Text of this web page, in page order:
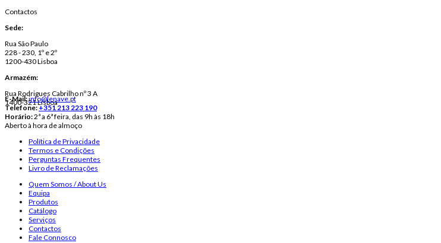
Contactos
Sede:
Rua São Paulo
228 - 230, 1º e 2º
1200-430 Lisboa
Armazém:
Rua Rodrigues Cabrilho nº 3 A
1400-321 Lisboa
E-Mail:info@lenave.pt
Telefone:+351 213 223 190
Horário:2ª a 6ª feira, das 9h às 18h
Aberto à hora de almoço
Política de Privacidade
Termos e Condições
Perguntas Frequentes
Livro de Reclamações
Quem Somos / About Us
Equipa
Produtos
Catálogo
Serviços
Contactos
Fale Connosco